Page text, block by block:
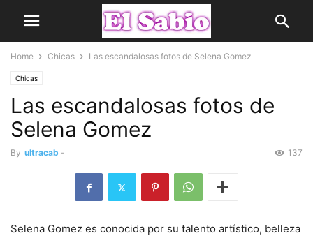
Home Chicas Las escandalosas fotos de Selena Gomez
Chicas
Las escandalosas fotos de
Selena Gomez
By ultracab - 137
Selena Gomez es conocida por su talento artístico, belleza